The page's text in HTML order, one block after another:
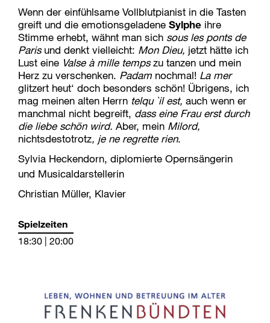
Wenn der einfühlsame Vollblutpianist in die Tasten
greift und die emotionsgeladene Sylphe ihre
Stimme erhebt, wähnt man sich sous les ponts de
Parisund denkt vielleicht: Mon Dieu, jetzt hätte ich
Lust eine Valse à mille tempszu tanzen und mein
Herz zu verschenken. Padam nochmal! La mer
glitzert heut‘ doch besonders schön! Übrigens, ich
mag meinen alten Herrn telqu `il est, auch wenn er
manchmal nicht begreift, dass eine Frau erst durch
die liebe schön wird. Aber, mein Milord,
nichtsdestotrotz, je ne regrette rien.
Sylvia Heckendorn, diplomierte Opernsängerin
und Musicaldarstellerin
Christian Müller, Klavier
Spielzeiten
18:30 | 20:00